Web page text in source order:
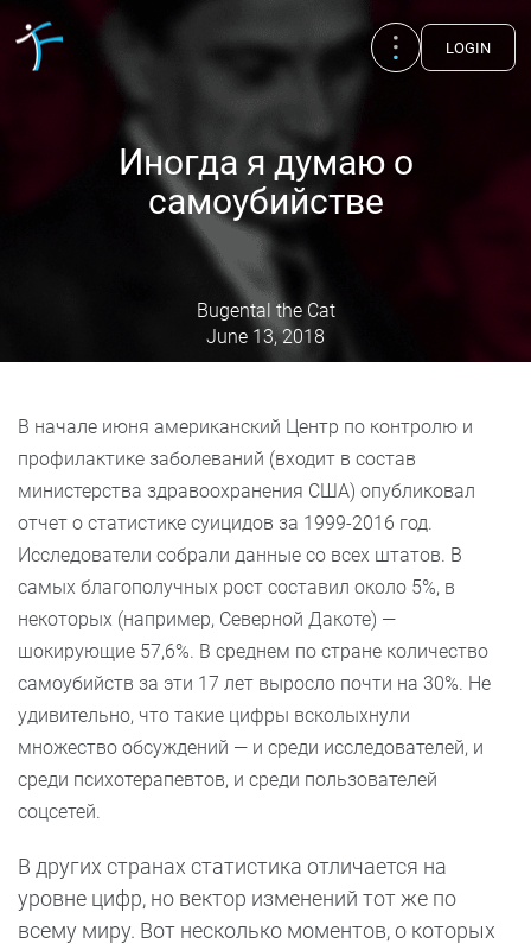
Publications
Therapists
UAENRU
LOGIN
Иногда я думаю о
самоубийстве
Bugental the Cat
June 13, 2018
В начале июня американский Центр по контролю и
профилактике заболеваний (входит в состав
министерства здравоохранения США) опубликовал
отчет о статистике суицидов за 1999-2016 год.
Исследователи собрали данные со всех штатов. В
самых благополучных рост составил около 5%, в
некоторых (например, Северной Дакоте) —
шокирующие 57,6%. В среднем по стране количество
самоубийств за эти 17 лет выросло почти на 30%. Не
удивительно, что такие цифры всколыхнули
множество обсуждений — и среди исследователей, и
среди психотерапевтов, и среди пользователей
соцсетей.
В других странах статистика отличается на
уровне цифр, но вектор изменений тот же по
всему миру. Вот несколько моментов, о которых